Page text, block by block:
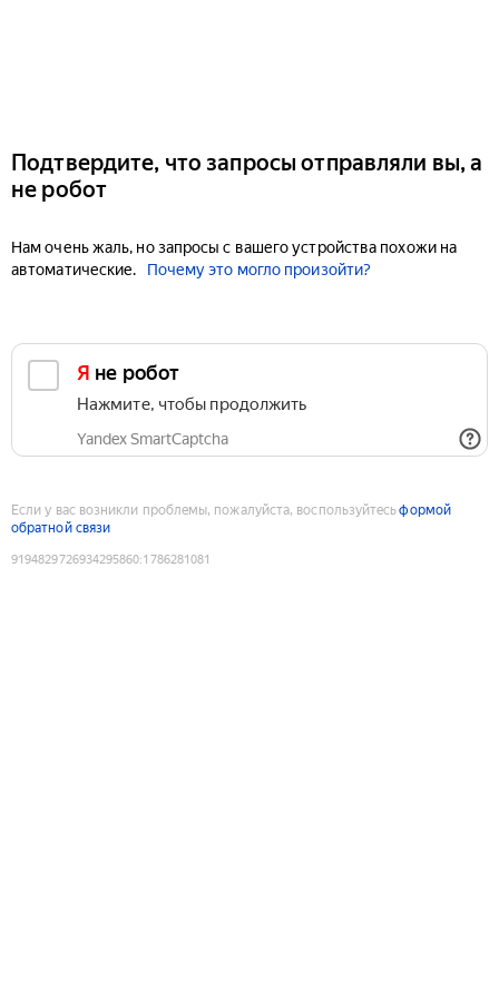
Подтвердите, что запросы отправляли вы, а
не робот
Нам очень жаль, но запросы с вашего устройства похожи на
автоматические.
Почему это могло произойти?
Я не робот
Нажмите, чтобы продолжить
Yandex SmartCaptcha
Если у вас возникли проблемы, пожалуйста, воспользуйтесьформой
обратной связи
9194829726934295860:1786281081